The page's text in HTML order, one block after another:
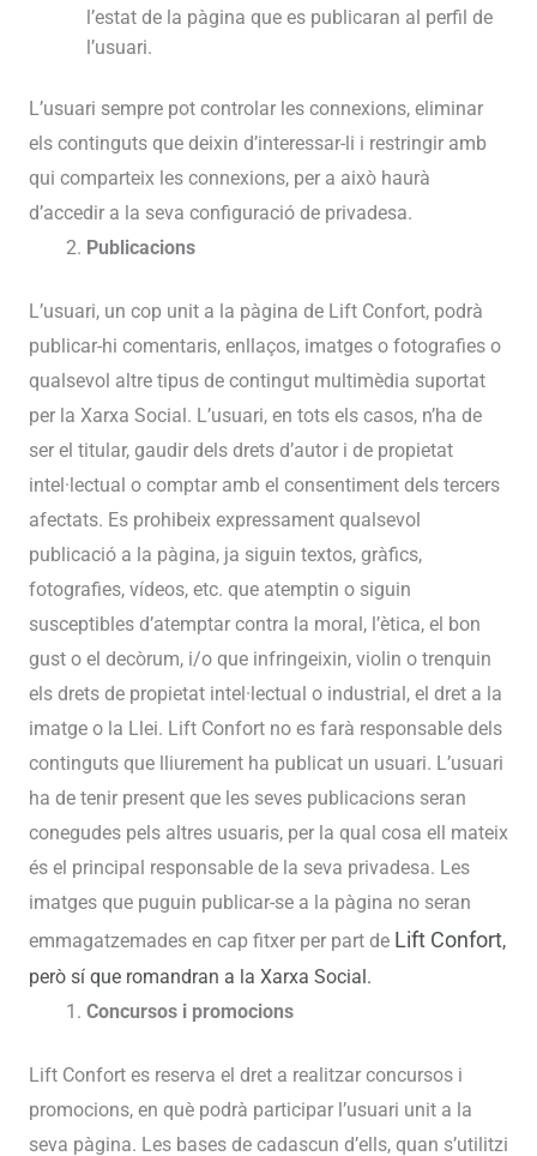
l’estat de la pàgina que es publicaran al perfil de
l’usuari.
L’usuari sempre pot controlar les connexions, eliminar
els continguts que deixin d’interessar-li i restringir amb
qui comparteix les connexions, per a això haurà
d’accedir a la seva configuració de privadesa.
Publicacions
L’usuari, un cop unit a la pàgina de Lift Confort, podrà
publicar-hi comentaris, enllaços, imatges o fotografies o
qualsevol altre tipus de contingut multimèdia suportat
per la Xarxa Social. L’usuari, en tots els casos, n’ha de
ser el titular, gaudir dels drets d’autor i de propietat
intel·lectual o comptar amb el consentiment dels tercers
afectats. Es prohibeix expressament qualsevol
publicació a la pàgina, ja siguin textos, gràfics,
fotografies, vídeos, etc. que atemptin o siguin
susceptibles d’atemptar contra la moral, l’ètica, el bon
gust o el decòrum, i/o que infringeixin, violin o trenquin
els drets de propietat intel·lectual o industrial, el dret a la
imatge o la Llei. Lift Confort no es farà responsable dels
continguts que lliurement ha publicat un usuari. L’usuari
ha de tenir present que les seves publicacions seran
conegudes pels altres usuaris, per la qual cosa ell mateix
és el principal responsable de la seva privadesa. Les
imatges que puguin publicar-se a la pàgina no seran
emmagatzemades en cap fitxer per part de Lift Confort,
però sí que romandran a la Xarxa Social.
Concursos i promocions
Lift Confort es reserva el dret a realitzar concursos i
promocions, en què podrà participar l’usuari unit a la
seva pàgina. Les bases de cadascun d’ells, quan s’utilitzi